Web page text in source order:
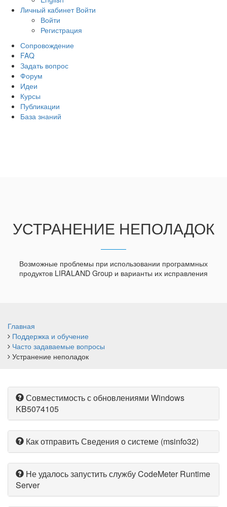
Личный кабинет Войти
Войти
Регистрация
Сопровождение
FAQ
Задать вопрос
Форум
Идеи
Курсы
Публикации
База знаний
УСТРАНЕНИЕ НЕПОЛАДОК
Возможные проблемы при использовании программных
продуктов LIRALAND Group и варианты их исправления
Главная
Поддержка и обучение
Часто задаваемые вопросы
Устранение неполадок
Совместимость с обновлениями Windows
KB5074105
Как отправить Сведения о системе (msinfo32)
Не удалось запустить службу CodeMeter Runtime
Server